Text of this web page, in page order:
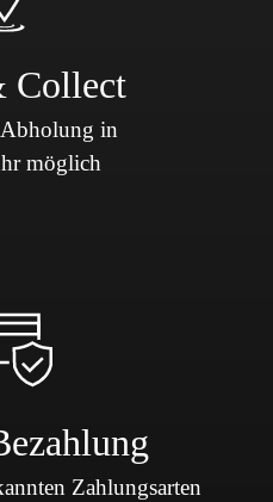
Collect
in
möglich
Zahlungsarten